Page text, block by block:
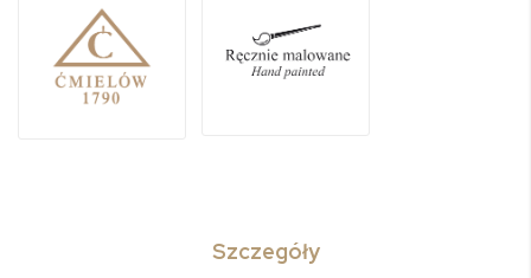
Szczegóły